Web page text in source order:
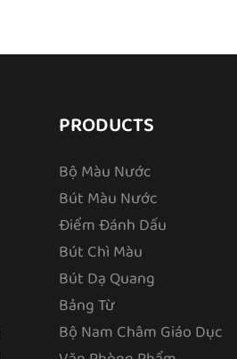
PRODUCTS
Bộ Màu Nước
Bút Màu Nước
Điểm Đánh Dấu
Bút Chì Màu
Bút Dạ Quang
Bảng Từ
Bộ Nam Châm Giáo Dục